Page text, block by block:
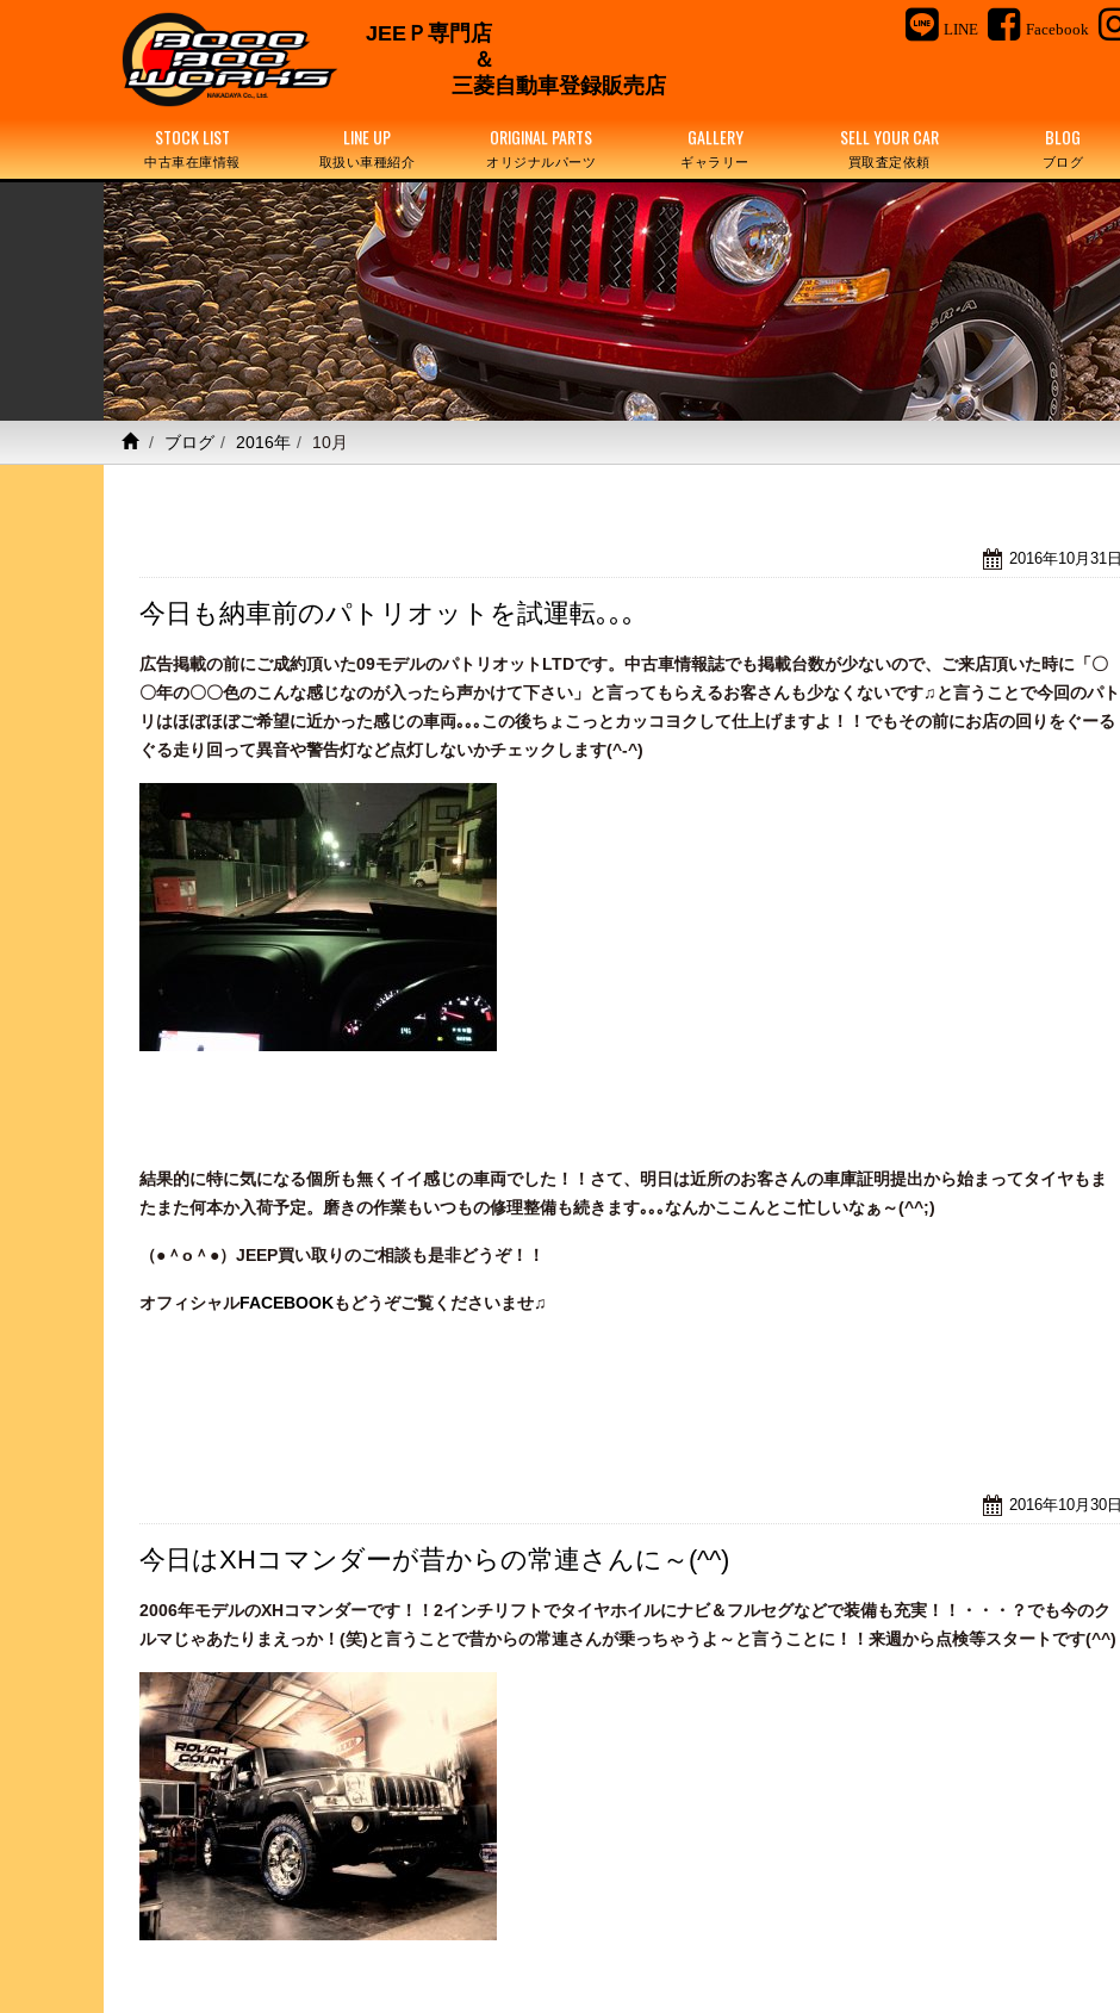
LINE Facebook
JEEＰ専門店
＆
三菱自動車登録販売店
STOCK LIST
中古車在庫情報
LINE UP
取扱い車種紹介
ORIGINAL PARTS
オリジナルパーツ
GALLERY
ギャラリー
SELL YOUR CAR
買取査定依頼
BLOG
ブログ
ブログ 2016年 10月
2016年10月31日
今日も納車前のパトリオットを試運転｡｡｡
広告掲載の前にご成約頂いた09モデルのパトリオットLTDです。中古車情報誌でも掲載台数が少ないので、ご来店頂いた時に「〇
〇年の〇〇色のこんな感じなのが入ったら声かけて下さい」と言ってもらえるお客さんも少なくないです♫と言うことで今回のパト
リはほぼほぼご希望に近かった感じの車両｡｡｡この後ちょこっとカッコヨクして仕上げますよ！！でもその前にお店の回りをぐーる
ぐる走り回って異音や警告灯など点灯しないかチェックします(^-^)
結果的に特に気になる個所も無くイイ感じの車両でした！！さて、明日は近所のお客さんの車庫証明提出から始まってタイヤもま
たまた何本か入荷予定。磨きの作業もいつもの修理整備も続きます｡｡｡なんかここんとこ忙しいなぁ～(^^;)
（●＾o ＾●）JEEP買い取りのご相談も是非どうぞ！！
オフィシャルFACEBOOKもどうぞご覧くださいませ♫
2016年10月30日
今日はXHコマンダーが昔からの常連さんに～(^^)
2006年モデルのXHコマンダーです！！2インチリフトでタイヤホイルにナビ＆フルセグなどで装備も充実！！・・・？でも今のク
ルマじゃあたりまえっか！(笑)と言うことで昔からの常連さんが乗っちゃうよ～と言うことに！！来週から点検等スタートです(^^)